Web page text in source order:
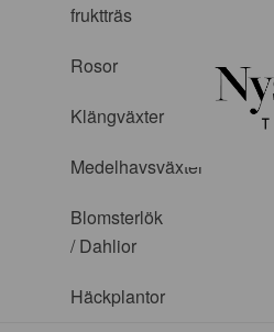
fruktträs
Rosor
Klängväxter
Medelhavsväxter
Blomsterlök
/ Dahlior
Häckplantor